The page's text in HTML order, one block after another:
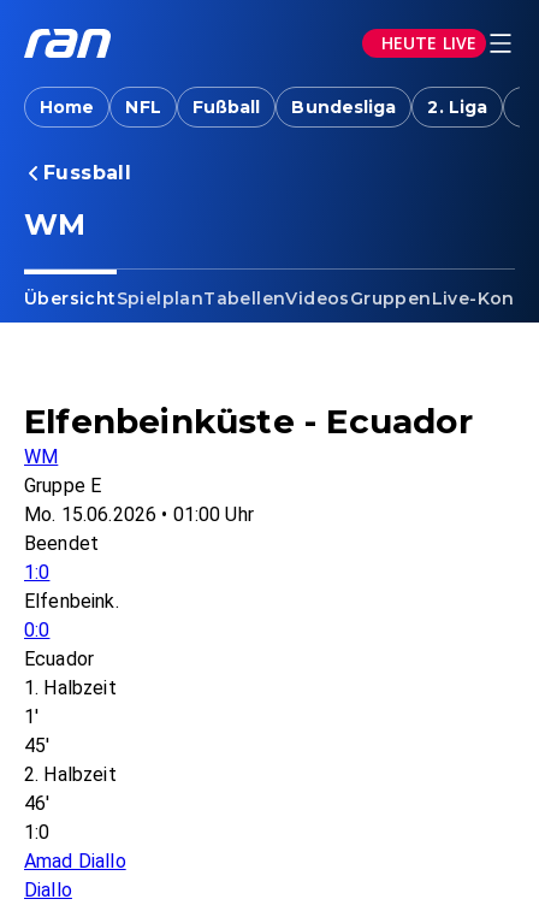
HEUTE LIVE
Home NFL Fußball Bundesliga 2. Liga
Fussball
WM
ÜbersichtSpielplanTabellenVideosGruppenLive-
Elfenbeinküste - Ecuador
WM
Gruppe E
Mo. 15.06.2026 • 01:00 Uhr
Beendet
1:0
Elfenbeink.
0:0
Ecuador
1. Halbzeit
1'
45'
2. Halbzeit
46'
1:0
Amad Diallo
Diallo